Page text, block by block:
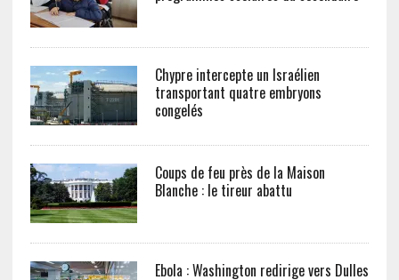
Chypre intercepte un Israélien
transportant quatre embryons
congelés
Coups de feu près de la Maison
Blanche : le tireur abattu
Ebola : Washington redirige vers Dulles